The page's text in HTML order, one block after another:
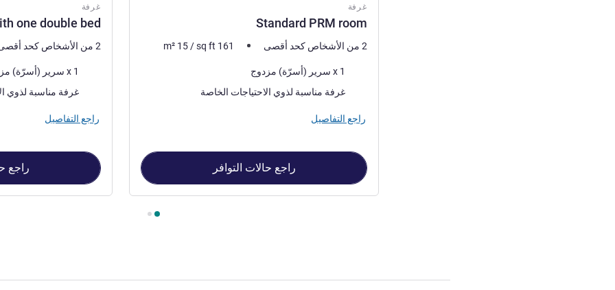
غرفة
Standard PRM room
2 من الأشخاص كحد أقصى m² 15 /sq ft 161
فرش السرير
1 x سرير (أسرّة) مزدوج
غرفة مناسبة لذوي الاحتياجات الخاصة
راجع التفاصيل
راجع حالات التوافر
غرفة
one double bed
2 من الأشخاص كحد أقصى
فرش السرير
1 x سرير (أسرّة) مزدوج
غرفة مناسبة لذوي
راجع التفاصيل
راجع